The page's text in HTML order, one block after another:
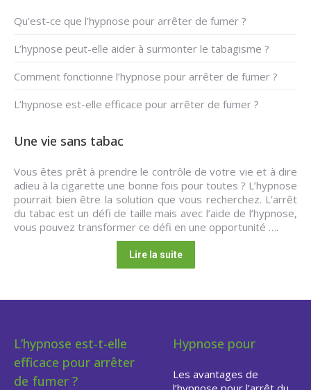
Qu’est-ce que l’hypnose pour arrêter de fumer ?
L’hypnose peut-elle aider à surmonter le tabagisme ?
Comment fonctionne l’hypnose pour arrêter de fumer ?
L’hypnose est-elle efficace pour arrêter de fumer ?
Une vie sans tabac
Vous êtes prêt à prendre le contrôle de votre vie et à dire
adieu à la cigarette une bonne fois pour toutes ? L’hypnose
pourrait bien être la solution que vous recherchez. L’arrêt
du tabac est un défi de taille mais avec l’aide de l’hypnose,
vous pouvez transformer ce défi en une opportunité ….
Lire la suite
L’hypnose est-t-elle
efficace pour arrêter
de fumer ?
Hypnose pour
Les avantages de